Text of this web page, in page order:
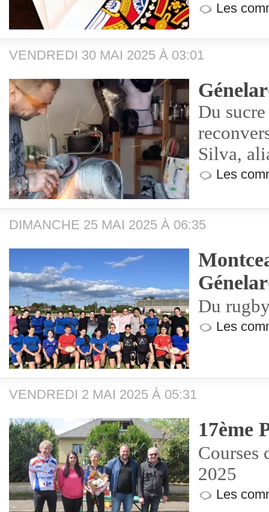
Les
VENDREDI 30 MAI 2025 À 03:01
Du
Silva,
Les
DIMANCHE 25 MAI 2025 À 06:35
Du
Les
VENDREDI 2 MAI 2025 À 05:31
17ème
Courses
2025
Les